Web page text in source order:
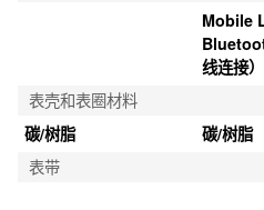
Mobile
线连接）
表壳和表圈材料
碳/树脂
碳/树脂
表带